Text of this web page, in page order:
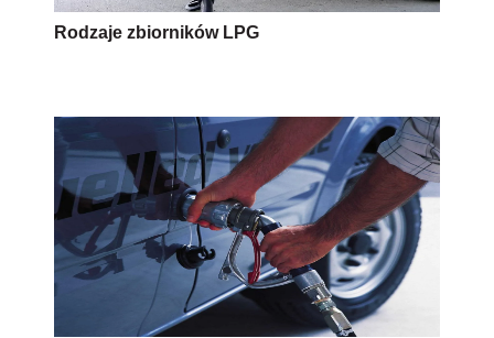
Rodzaje zbiorników LPG